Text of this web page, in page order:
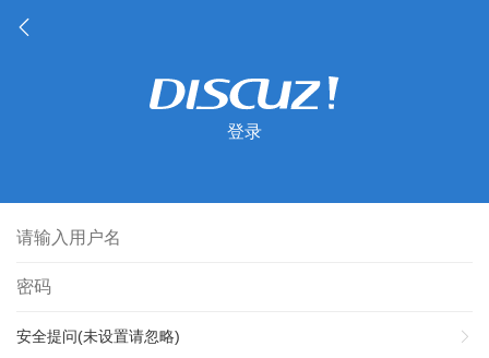
登录
安全提问(未设置请忽略)